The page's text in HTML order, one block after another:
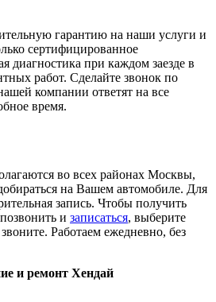
гарантию на наши услуги и
сертифицированное
диагностика при каждом заезде в
работ. Сделайте звонок по
компании ответят на все
время.
во всех районах Москвы,
на Вашем автомобиле. Для
запись. Чтобы получить
и записаться, выберите
Работаем ежедневно, без
и ремонт Хендай